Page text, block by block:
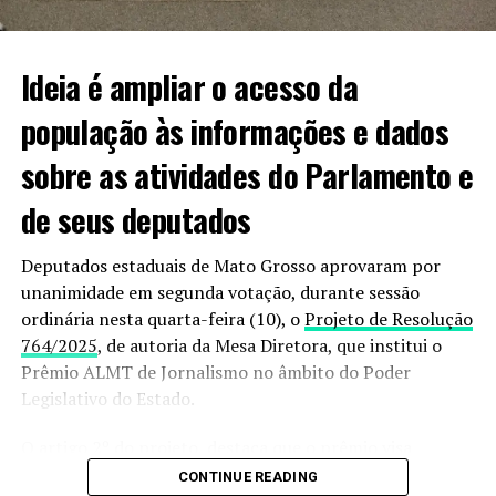
mobilizados em busca de informações sobre o paradeiro
Informações podem ser passadas à polícia pelo 190
ou 187.
VEJA VIDEO DO MOMENTO;
Ideia é ampliar o acesso da
população às informações e dados
sobre as atividades do Parlamento e
de seus deputados
Deputados estaduais de Mato Grosso aprovaram por
unanimidade em segunda votação, durante sessão
ordinária nesta quarta-feira (10), oProjeto de Resolução
764/2025, de autoria da Mesa Diretora, que institui o
Prêmio ALMT de Jornalismo no âmbito do Poder
Legislativo do Estado.
estimular os trabalhos dos jornalistas que fazem a
CONTINUE READING